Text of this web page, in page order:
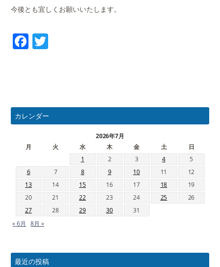
今後とも宜しくお願いいたします。
Facebook
カレンダー
2026年7月
月
火 水 木 金 土
日
1
2 3 4
5
6
7 8 9 10 11
12
13
14 15 16 17 18
19
20
21 22 23 24 25
26
27
28 29 30
31
« 6月
8月 »
最近の投稿